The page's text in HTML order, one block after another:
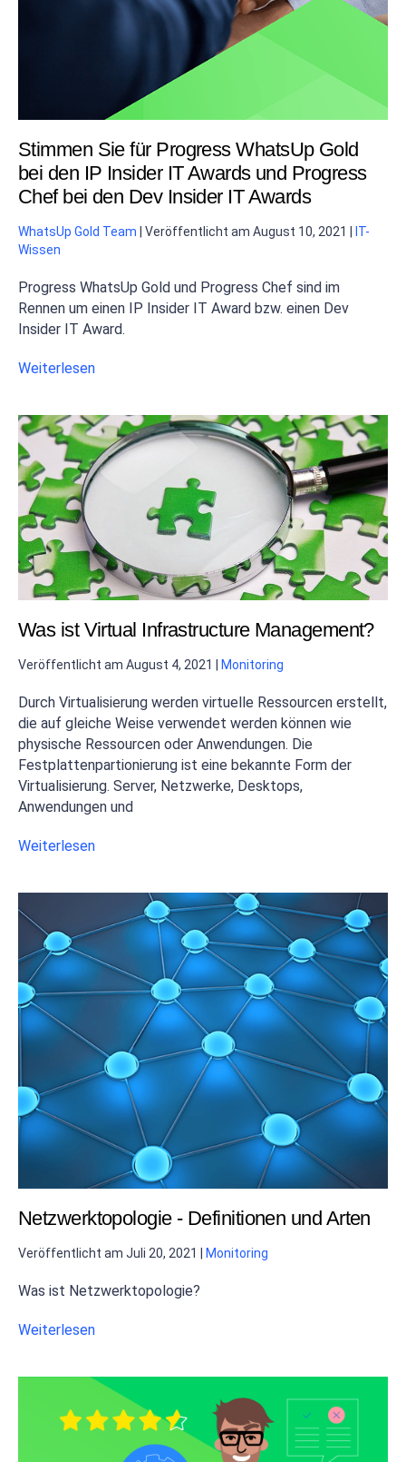
Stimmen Sie für Progress WhatsUp Gold
bei den IP Insider IT Awards und Progress
Chef bei den Dev Insider IT Awards
WhatsUp Gold Team Veröffentlicht am August 10, 2021
IT-
Wissen
Progress WhatsUp Gold und Progress Chef sind im
Rennen um einen IP Insider IT Award bzw. einen Dev
Insider IT Award.
Weiterlesen
Was ist Virtual Infrastructure Management?
Veröffentlicht am August 4, 2021 Monitoring
Durch Virtualisierung werden virtuelle Ressourcen erstellt,
die auf gleiche Weise verwendet werden können wie
physische Ressourcen oder Anwendungen. Die
Festplattenpartionierung ist eine bekannte Form der
Virtualisierung. Server, Netzwerke, Desktops,
Anwendungen und
Weiterlesen
Netzwerktopologie - Definitionen und Arten
Veröffentlicht am Juli 20, 2021 Monitoring
Was ist Netzwerktopologie?
Weiterlesen